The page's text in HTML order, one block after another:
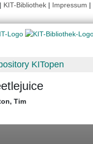
| KIT-Bibliothek | Impressum |
KITopen
Tim